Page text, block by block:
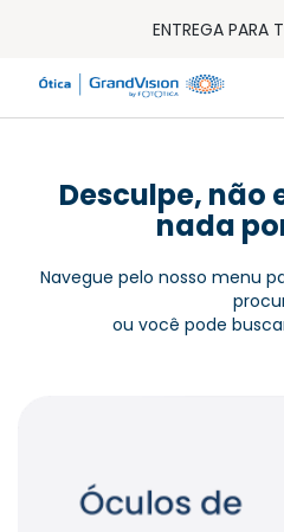
ENTREGA PARA
32% OFF NO
ENTREGA PARA
15% OFF NA PRIMEIRA COMPRA
32% OFF NO
Desculpe, não
nada
Navegue pelo nosso menu
ou você pode